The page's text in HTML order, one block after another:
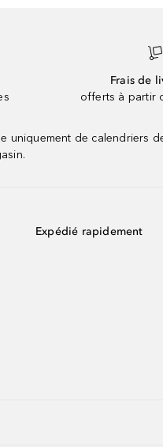
Frais de
offerts à partir
uniquement de calendriers
Expédié rapidement